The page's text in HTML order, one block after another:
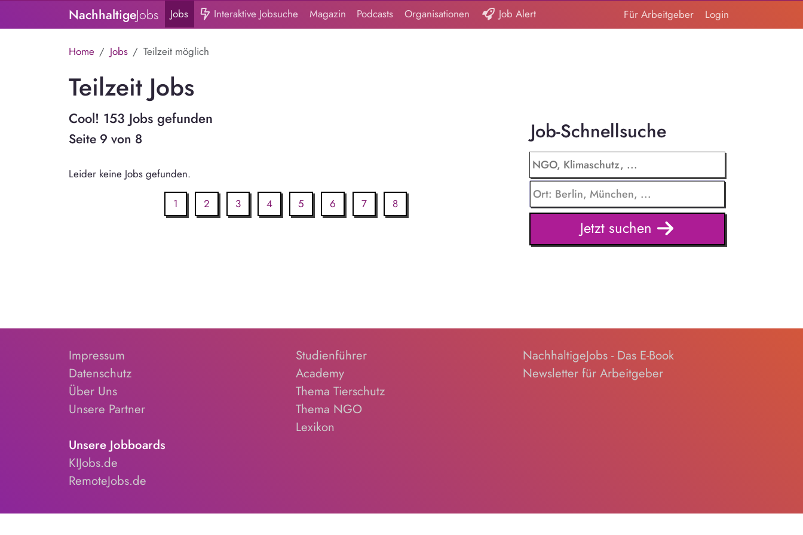
NachhaltigeJobs Jobs Interaktive Jobsuche Magazin Podcasts Organisationen Job Alert Für Arbeitgeber Login
Home Jobs Teilzeit möglich
Teilzeit Jobs
Cool! 153 Jobs gefunden
Seite 9 von 8
Leider keine Jobs gefunden.
1 2 3 4 5 6 7 8
Job-Schnellsuche
Jetzt suchen
Impressum
Datenschutz
Über Uns
Unsere Partner
Studienführer
Academy
Thema Tierschutz
Thema NGO
Lexikon
NachhaltigeJobs - Das E-Book
Newsletter für Arbeitgeber
Unsere Jobboards
KIJobs.de
RemoteJobs.de